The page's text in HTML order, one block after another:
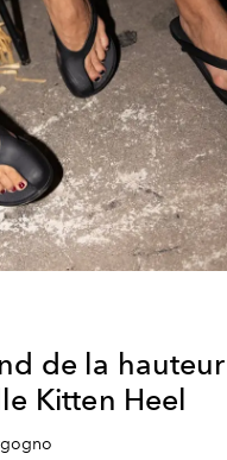
de la hauteur
Kitten Heel